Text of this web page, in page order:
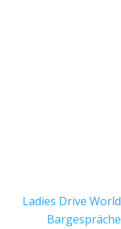
Ladies Drive World
Bargespräche